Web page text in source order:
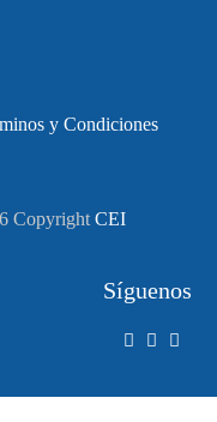
y Condiciones
Copyright CEI
Síguenos